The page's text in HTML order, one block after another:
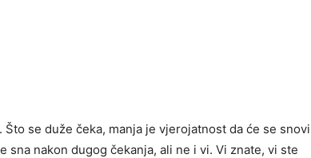
se duže čeka, manja je vjerojatnost da će se snovi
nakon dugog čekanja, ali ne i vi. Vi znate, vi ste